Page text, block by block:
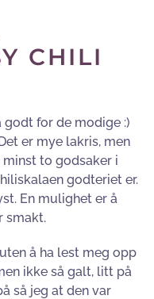
CHILI
godt for de modige :)
er mye lakris, men
to godsaker i
godteriet er.
En mulighet er å
smakt.
å ha lest meg opp
ikke så galt, litt på
så jeg at den var